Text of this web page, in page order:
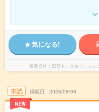
気になる!
派遣会社 日研トータルソーシ
未読
NEW
掲載日 2026/08/09